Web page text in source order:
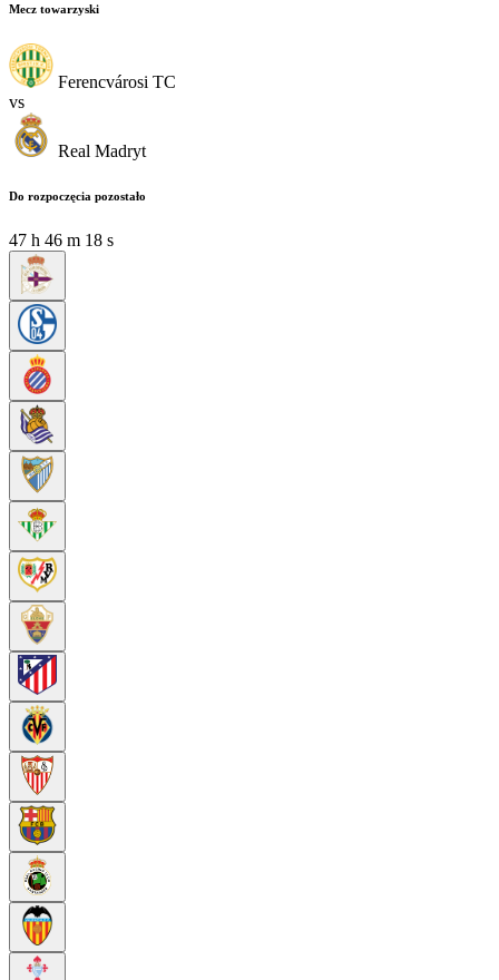
Mecz towarzyski
Ferencvárosi TC
vs
Real Madryt
Do rozpoczęcia pozostało
47 h 46 m 18 s